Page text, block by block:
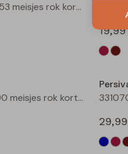
3310800 W20053 meisjes rok kort Bruin donker
19,99
3310805 W20100 meisjes rok kort Bordeaux
29,99